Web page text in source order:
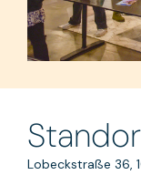
Lobeckstraße 36,